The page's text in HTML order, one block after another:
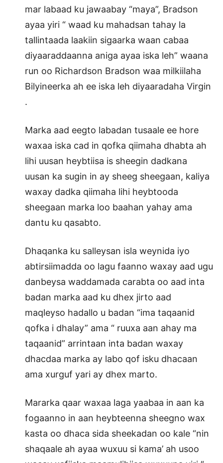
mar labaad ku jawaabay “maya”, Bradson
ayaa yiri “ waad ku mahadsan tahay la
tallintaada laakiin sigaarka waan cabaa
diyaaraddaanna aniga ayaa iska leh” waana
run oo Richardson Bradson waa milkiilaha
Bilyineerka ah ee iska leh diyaaradaha Virgin
.
Marka aad eegto labadan tusaale ee hore
waxaa iska cad in qofka qiimaha dhabta ah
lihi uusan heybtiisa is sheegin dadkana
uusan ka sugin in ay sheeg sheegaan, kaliya
waxay dadka qiimaha lihi heybtooda
sheegaan marka loo baahan yahay ama
dantu ku qasabto.
Dhaqanka ku salleysan isla weynida iyo
abtirsiimadda oo lagu faanno waxay aad ugu
danbeysa waddamada carabta oo aad inta
badan marka aad ku dhex jirto aad
maqleyso hadallo u badan “ima taqaanid
qofka i dhalay” ama “ ruuxa aan ahay ma
taqaanid” arrintaan inta badan waxay
dhacdaa marka ay labo qof isku dhacaan
ama xurguf yari ay dhex marto.
Mararka qaar waxaa laga yaabaa in aan ka
fogaanno in aan heybteenna sheegno wax
kasta oo dhaca sida sheekadan oo kale “nin
shaqaale ah ayaa wuxuu si kama’ ah usoo